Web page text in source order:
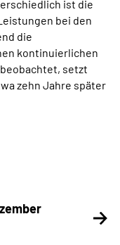
ist die
bei den
die
kontinuierlichen
setzt
zehn Jahre später